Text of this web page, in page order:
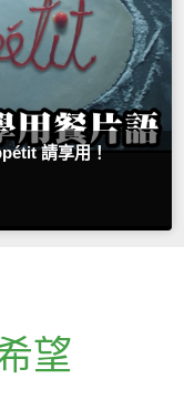
請享用！
望